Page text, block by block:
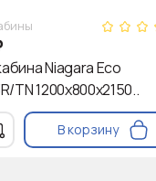
Niagara Eco
TN 1200х800х2150..
В корзину